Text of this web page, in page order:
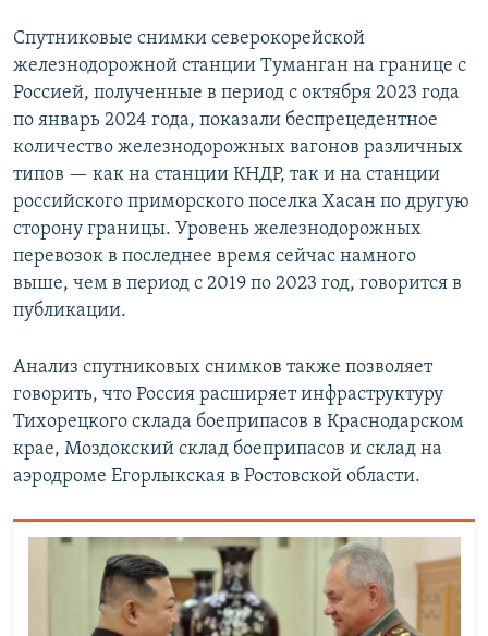
Спутниковые снимки северокорейской
железнодорожной станции Туманган на границе с
Россией, полученные в период с октября 2023 года
по январь 2024 года, показали беспрецедентное
количество железнодорожных вагонов различных
типов — как на станции КНДР, так и на станции
российского приморского поселка Хасан по другую
сторону границы. Уровень железнодорожных
перевозок в последнее время сейчас намного
выше, чем в период с 2019 по 2023 год, говорится в
публикации.
Анализ спутниковых снимков также позволяет
говорить, что Россия расширяет инфраструктуру
Тихорецкого склада боеприпасов в Краснодарском
крае, Моздокский склад боеприпасов и склад на
аэродроме Егорлыкская в Ростовской области.